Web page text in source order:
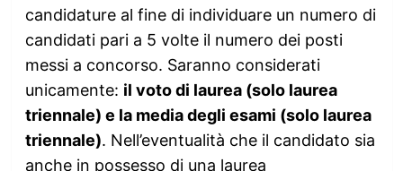
candidature al fine di individuare un numero di
candidati pari a 5 volte il numero dei posti
messi a concorso. Saranno considerati
unicamente: il voto di laurea (solo laurea
triennale) e la media degli esami (solo laurea
triennale). Nell’eventualità che il candidato sia
anche in possesso di una laurea